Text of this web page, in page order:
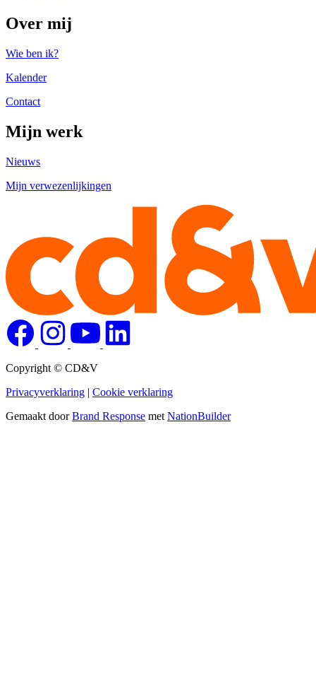
Over mij
Wie ben ik?
Kalender
Contact
Mijn werk
Nieuws
Mijn verwezenlijkingen
Copyright © CD&V
Privacyverklaring | Cookie verklaring
Gemaakt doorBrand Response met NationBuilder